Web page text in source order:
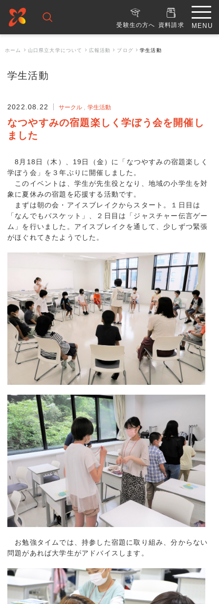
受験生の方へ 資料請求
ホーム 山口県立大学について 広報活動 ブログ 学生活動
学生活動
2022.08.22 サークル 学生活動
なつやすみの宿題楽しく学ぼう会を開催し
ました
8月18日（木）、19日（金）に「なつやすみの宿題楽しく
学ぼう会」を３年ぶりに開催しました。
このイベントは、学生が先生役となり、地域の小学生を対
象に夏休みの宿題を応援する活動です。
まずは朝の会・アイスブレイクからスタート。１日目は
「なんでもバスケット」、２日目は「ジャスチャー伝言ゲー
ム」を行いました。アイスブレイクを通して、少しずつ緊張
がほぐれてきたようでした。
お勉強タイムでは、持参した宿題に取り組み、分からない
問題があれば大学生がアドバイスします。